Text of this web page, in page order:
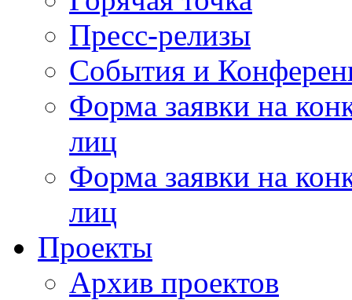
Пресс-релизы
События и
Форма заявки на
лиц
Форма заявки на
лиц
Проекты
Архив проектов